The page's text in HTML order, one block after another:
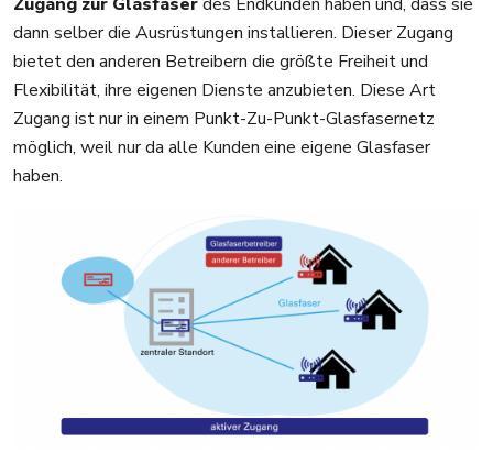
dann selber die Ausrüstungen installieren. Dieser Zugang
bietet den anderen Betreibern die größte Freiheit und
Flexibilität, ihre eigenen Dienste anzubieten. Diese Art
Zugang ist nur in einem Punkt-Zu-Punkt-Glasfasernetz
möglich, weil nur da alle Kunden eine eigene Glasfaser
haben.